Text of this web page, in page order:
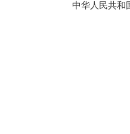
中华人民共和